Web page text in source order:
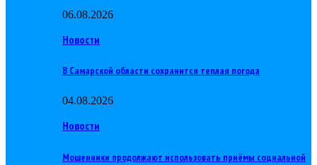
06.08.2026
Новости
В Самарской области сохранится теплая погода
04.08.2026
Новости
Мошенники продолжают использовать приёмы социальной